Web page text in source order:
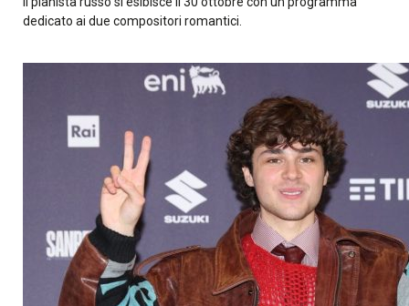
dedicato ai due compositori romantici.